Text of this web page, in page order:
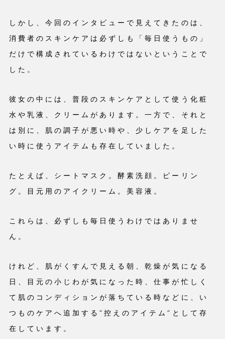
しかし、今回のインタビューで見えてきたのは、
消費者のスキンケアは必ずしも「毎日使うもの」
だけで構成されているわけではないということで
した。
彼女の中には、普段のスキンケアとして使う化粧
水や乳液、クリームがあります。一方で、それと
は別に、肌の調子が悪い時や、少しケアを足した
い時に使うアイテムも存在していました。
たとえば、シートマスク。酵素洗顔。ピーリン
グ。目元用のアイクリーム。美容液。
これらは、必ずしも毎日使うわけではありませ
ん。
けれど、肌がくすんで見える朝、乾燥が気になる
日、目元の小じわが気になった時、仕事が忙しく
て肌のコンディションが落ちている時などに、い
つものケアへ追加する“控えのアイテム”として存
在しています。